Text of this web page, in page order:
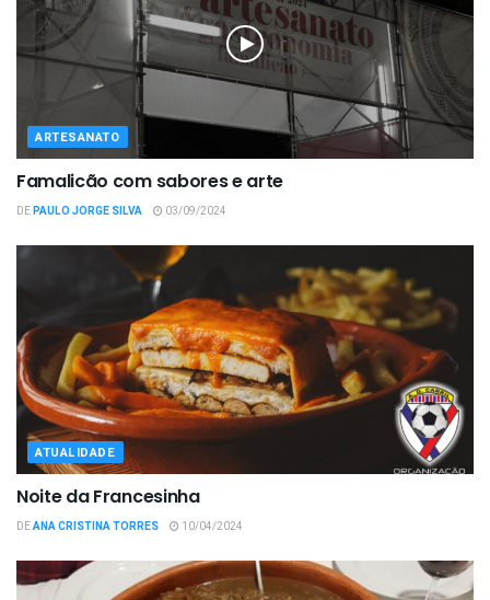
ARTESANATO
Famalicão com sabores e arte
DEPAULO JORGE SILVA 03/09/2024
ATUALIDADE
Noite da Francesinha
DEANA CRISTINA TORRES 10/04/2024